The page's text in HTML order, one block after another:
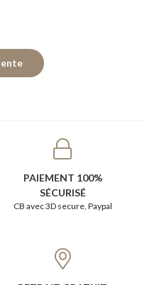
PAIEMENT 100%
SÉCURISÉ
CB avec 3D secure, Paypal